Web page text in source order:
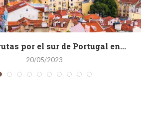
por el sur de Portugal en...
20/05/2023